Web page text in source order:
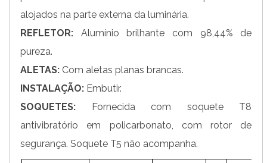
alojados na parte externa da luminária.
REFLETOR: Alumínio brilhante com 98,44% de
pureza.
ALETAS: Com aletas planas brancas.
INSTALAÇÃO: Embutir.
SOQUETES: Fornecida com soquete T8
antivibratório em policarbonato, com rotor de
segurança. Soquete T5 não acompanha.